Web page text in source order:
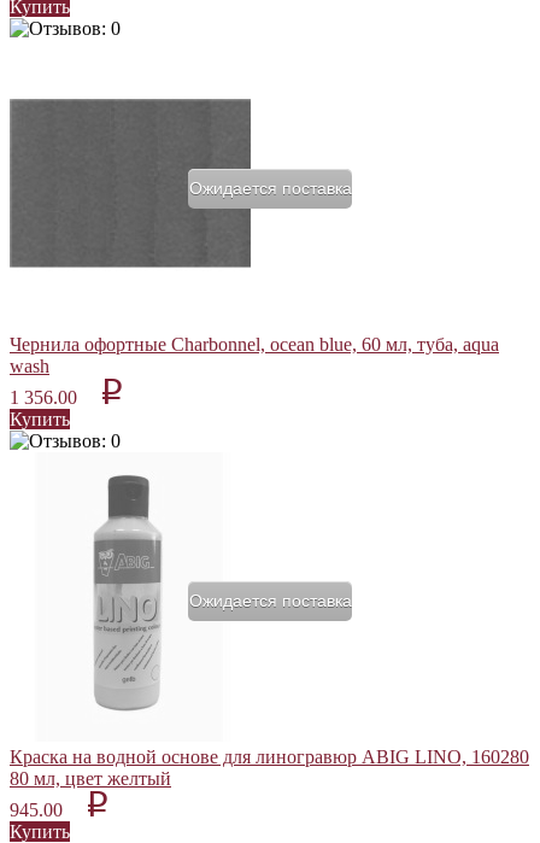
Купить
Ожидается поставка
Чернила офортные Charbonnel, ocean blue, 60 мл, туба, aqua
wash
1 356.00
p
Купить
Ожидается поставка
Краска на водной основе для линогравюр ABIG LINO, 160280
80 мл, цвет желтый
945.00
p
Купить